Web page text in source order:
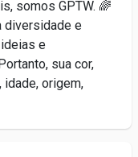
somos GPTW. 🌈
diversidade e
e
sua cor,
idade, origem,